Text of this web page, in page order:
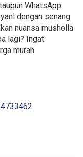
WhatsApp.
dengan senang
nuansa musholla
lagi? Ingat
murah